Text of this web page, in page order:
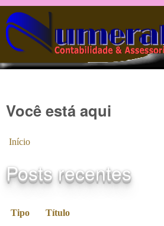
Pular para o conteúdo
Você está aqui
Início
Posts recentes
Tipo Título